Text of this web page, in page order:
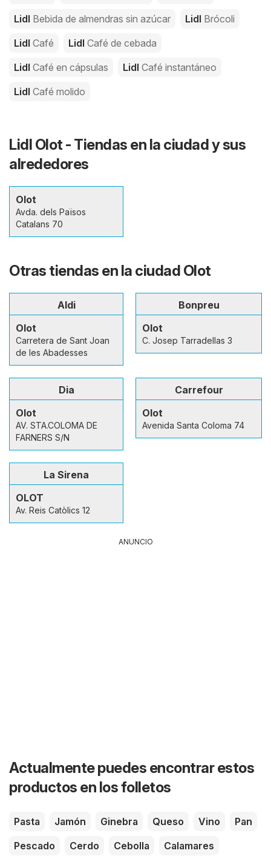
Lidl Bebida de almendras sin azúcar Lidl Brócoli
Lidl Café Lidl Café de cebada
Lidl Café en cápsulas Lidl Café instantáneo
Lidl Café molido
Lidl Olot - Tiendas en la ciudad y sus
alrededores
Olot
Avda. dels Països
Catalans 70
Otras tiendas en la ciudad Olot
Aldi
Olot
Carretera de Sant Joan
de les Abadesses
Bonpreu
Olot
C. Josep Tarradellas 3
Dia
Olot
AV. STA.COLOMA DE
FARNERS S/N
Carrefour
Olot
Avenida Santa Coloma 74
La Sirena
OLOT
Av. Reis Catòlics 12
ANUNCIO
Actualmente puedes encontrar estos
productos en los folletos
Pasta Jamón Ginebra Queso Vino
Pan
Pescado
Cerdo Cebolla
Calamares